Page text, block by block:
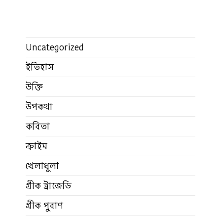
Uncategorized
ইতিহাস
উক্তি
উপকথা
কবিতা
ক্রাইম
খেলাধুলা
গ্রীক ট্রাজেডি
গ্রীক পুরাণ